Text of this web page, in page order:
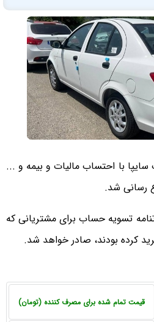
با احتساب مالیات و بیمه و ...
تسویه حساب برای مشتریانی که
کرده بودند، صادر خواهد شد.
قیمت تمام شده برای مصرف کننده (تومان)